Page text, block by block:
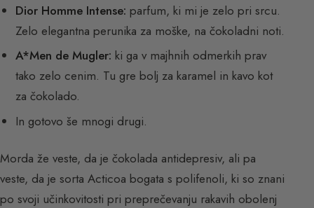
Dior Homme Intense: parfum, ki mi je zelo pri srcu.
Zelo elegantna perunika za moške, na čokoladni noti.
A*Men de Mugler: ki ga v majhnih odmerkih prav
tako zelo cenim. Tu gre bolj za karamel in kavo kot
za čokolado.
In gotovo še mnogi drugi.
Morda že veste, da je čokolada antidepresiv, ali pa
veste, da je sorta Acticoa bogata s polifenoli, ki so znani
po svoji učinkovitosti pri preprečevanju rakavih obolenj